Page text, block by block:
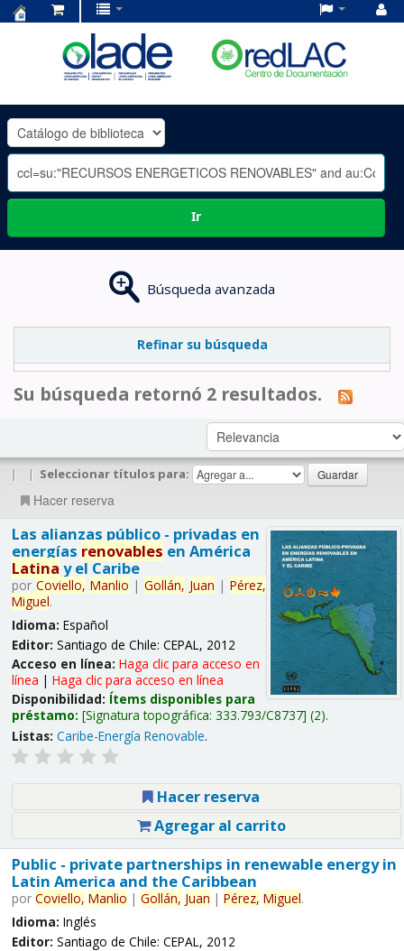
OLADE
-
Ir
Búsqueda avanzada
Refinar su búsqueda
Su búsqueda retornó 2 resultados.
| | Seleccionar títulos para:
Hacer reserva
Las alianzas público - privadas en
energías renovables en América
Latina y el Caribe
por Coviello, Manlio | Gollán, Juan | Pérez,
Miguel.
Idioma: Español
Editor: Santiago de Chile: CEPAL, 2012
Acceso en línea: Haga clic para acceso en
línea | Haga clic para acceso en línea
Disponibilidad: Ítems disponibles para
préstamo: Signatura topográfica: 333.793/C8737 (2).
Listas: Caribe-Energía Renovable.
Hacer reserva
Agregar al carrito
Public - private partnerships in renewable energy in
Latin America and the Caribbean
por Coviello, Manlio | Gollán, Juan | Pérez, Miguel.
Idioma: Inglés
Editor: Santiago de Chile: CEPAL, 2012